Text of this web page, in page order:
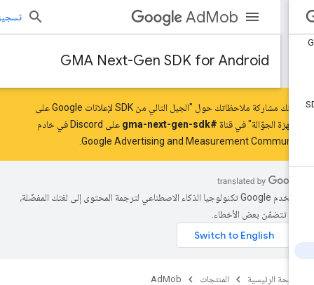
AdMob تسجيل
GMA Next-Gen SDK for Android
يمكنك مشاركة ملاحظاتك حول "الجيل التالي من SDK لإعلانات Google على
الجوّالة" في قناة #gma-next-gen-sdk
على Discord في خادم
Google Advertising and Measurement
تستخدم Google تكنولوجيا الذكاء الاصطناعي لترجمة المحتوى إلى لغتك المفضّلة،
تتضمّن بعض الأخطاء.
الرئيسية المنتجات
AdMob